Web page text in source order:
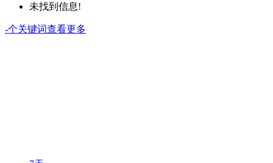
未找到信息!
-个关键词查看更多